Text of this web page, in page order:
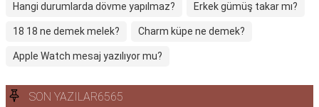
Hangi durumlarda dövme yapılmaz? Erkek gümüş takar mı?
18 18 ne demek melek? Charm küpe ne demek?
Apple Watch mesaj yazılıyor mu?
SON YAZILAR6565